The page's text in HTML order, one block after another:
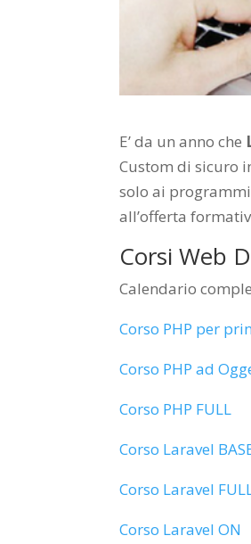
E’ da un anno che
Custom di sicuro
solo ai
all’offerta
Corsi Web
Calendario
Corso PHP per
Corso PHP ad
Corso PHP FULL
Corso Laravel
Corso Laravel
Corso Laravel ON